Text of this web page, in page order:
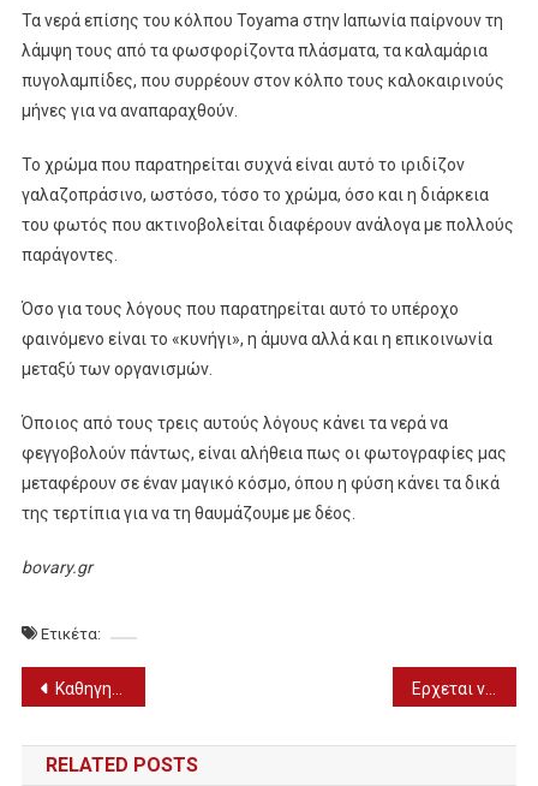
Τα νερά επίσης του κόλπου Toyama στην Ιαπωνία παίρνουν τη
λάμψη τους από τα φωσφορίζοντα πλάσματα, τα καλαμάρια
πυγολαμπίδες, που συρρέουν στον κόλπο τους καλοκαιρινούς
μήνες για να αναπαραχθούν.
Το χρώμα που παρατηρείται συχνά είναι αυτό το ιριδίζον
γαλαζοπράσινο, ωστόσο, τόσο το χρώμα, όσο και η διάρκεια
του φωτός που ακτινοβολείται διαφέρουν ανάλογα με πολλούς
παράγοντες.
Όσο για τους λόγους που παρατηρείται αυτό το υπέροχο
φαινόμενο είναι το «κυνήγι», η άμυνα αλλά και η επικοινωνία
μεταξύ των οργανισμών.
Όποιος από τους τρεις αυτούς λόγους κάνει τα νερά να
φεγγοβολούν πάντως, είναι αλήθεια πως οι φωτογραφίες μας
μεταφέρουν σε έναν μαγικό κόσμο, όπου η φύση κάνει τα δικά
της τερτίπια για να τη θαυμάζουμε με δέος.
bovary.gr
Ετικέτα:
Πλοήγηση
άρθρων
Καθηγητής Γαλιατσάτος για Σανγκάη: «Αναρωτιόμαστε μήπως συμβαίνει κάτι που δε μας έχουν πει»
RELATED POSTS